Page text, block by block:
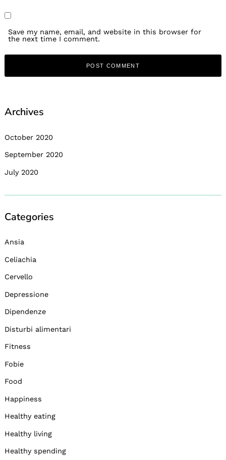
Save my name, email, and website in this browser for
the next time I comment.
Archives
October 2020
September 2020
July 2020
Categories
Ansia
Celiachia
Cervello
Depressione
Dipendenze
Disturbi alimentari
Fitness
Fobie
Food
Happiness
Healthy eating
Healthy living
Healthy spending